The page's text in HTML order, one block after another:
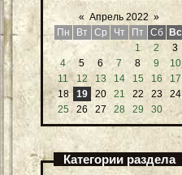
« Апрель 2022 »
Пн
Вт Ср Чт Пт Сб Вс
1
2
3
4
5 6 7 8 9
10
11
12 13 14 15 16
17
18
19 20 21 22 23
24
25
26 27 28 29 30
Категории раздела